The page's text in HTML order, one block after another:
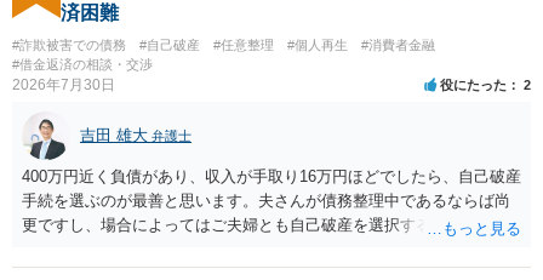
済困難
#詐欺被害での債務 #自己破産 #任意整理 #個人再生
#消費者金融
#借金返済の相談・交渉
2026年7月30日 役にたった 2
吉田 雄大 弁護士
400万円近く負債があり、収入が手取り16万円ほどでしたら、自己破産
手続を選ぶのが最善と思います。夫さんが債務整理中であるならば尚
更ですし、場合によってはご夫婦とも自己破産を選択する方法もある